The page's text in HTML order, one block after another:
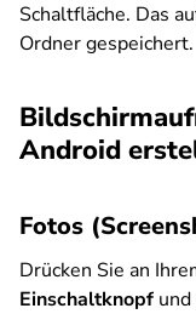
Schaltfläche. Das
Ordner gespeichert.
Android
Fotos
Drücken Sie an
Einschaltknopf und